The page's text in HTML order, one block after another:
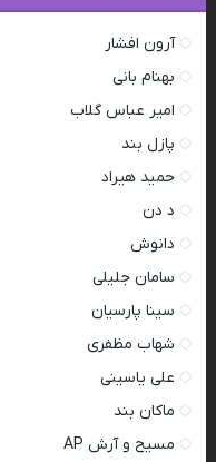
آرون افشار
بهنام بانی
امیر عباس گلاب
پازل بند
حمید هیراد
د دن
دانوش
سامان جلیلی
سینا پارسیان
شهاب مظفری
علی یاسینی
ماکان بند
مسیح و آرش AP